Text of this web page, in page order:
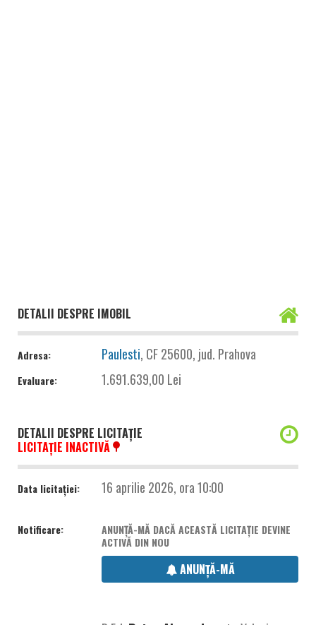
DETALII DESPRE IMOBIL
Adresa: Paulesti, CF 25600, jud. Prahova
Evaluare: 1.691.639,00 Lei
DETALII DESPRE LICITAȚIE
LICITAȚIE INACTIVĂ
Data licitației: 16 aprilie 2026, ora 10:00
Notificare:
ANUNȚĂ-MĂ DACĂ ACEASTĂ LICITAȚIE DEVINE
ACTIVĂ DIN NOU
ANUNȚĂ-MĂ